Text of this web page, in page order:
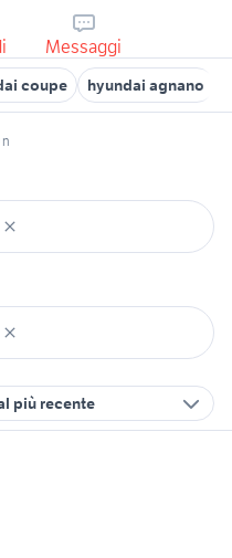
Messaggi
coupe hyundai agnano
più recente